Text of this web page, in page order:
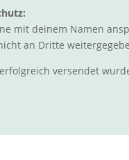
mit deinem Namen
an Dritte
versendet